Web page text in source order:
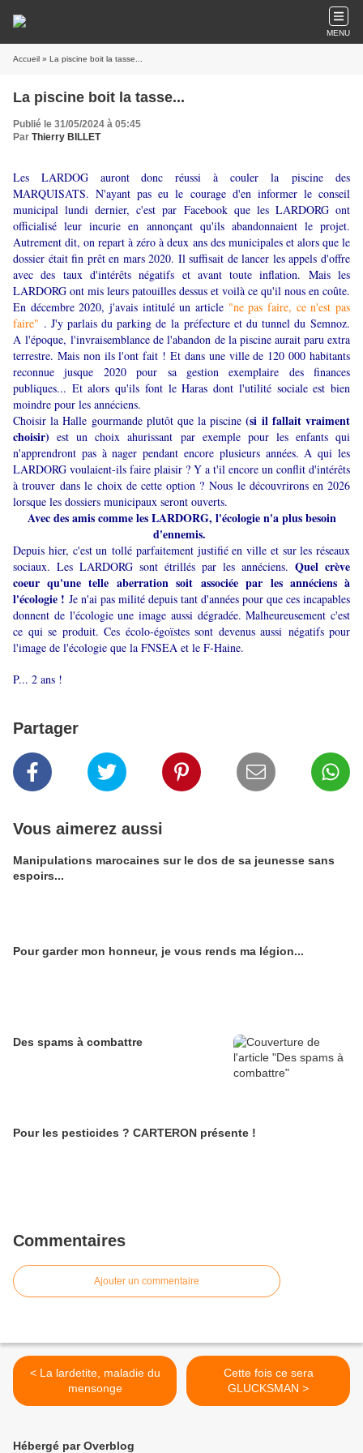
MENU
Accueil » La piscine boit la tasse...
La piscine boit la tasse...
Publié le 31/05/2024 à 05:45
Par Thierry BILLET
Les LARDOG auront donc réussi à couler la piscine des
MARQUISATS. N'ayant pas eu le courage d'en informer le conseil
municipal lundi dernier, c'est par Facebook que les LARDORG ont
officialisé leur incurie en annonçant qu'ils abandonnaient le projet.
Autrement dit, on repart à zéro à deux ans des municipales et alors que le
dossier était fin prêt en mars 2020. Il suffisait de lancer les appels d'offre
avec des taux d'intérêts négatifs et avant toute inflation. Mais les
LARDORG ont mis leurs patouilles dessus et voilà ce qu'il nous en coûte.
En décembre 2020, j'avais intitulé un article "ne pas faire, ce n'est pas
faire" . J'y parlais du parking de la préfecture et du tunnel du Semnoz.
A l'époque, l'invraisemblance de l'abandon de la piscine aurait paru extra
terrestre. Mais non ils l'ont fait ! Et dans une ville de 120 000 habitants
reconnue jusque 2020 pour sa gestion exemplaire des finances
publiques... Et alors qu'ils font le Haras dont l'utilité sociale est bien
moindre pour les annéciens.
Choisir la Halle gourmande plutôt que la piscine(si il fallait vraiment
choisir) est un choix ahurissant par exemple pour les enfants qui
n'apprendront pas à nager pendant encore plusieurs années. A qui les
LARDORG voulaient-ils faire plaisir ? Y a t'il encore un conflit d'intérêts
à trouver dans le choix de cette option ? Nous le découvrirons en 2026
lorsque les dossiers municipaux seront ouverts.
Avec des amis comme les LARDORG, l'écologie n'a plus besoin
d'ennemis.
Depuis hier, c'est un tollé parfaitement justifié en ville et sur les réseaux
sociaux. Les LARDORG sont étrillés par les annéciens. Quel crève
coeur qu'une telle aberration soit associée par les annéciens à
l'écologie ! Je n'ai pas milité depuis tant d'années pour que ces incapables
donnent de l'écologie une image aussi dégradée. Malheureusement c'est
ce qui se produit. Ces écolo-égoïstes sont devenus aussi négatifs pour
l'image de l'écologie que la FNSEA et le F-Haine.
P... 2 ans !
Partager
Vous aimerez aussi
Manipulations marocaines sur le dos de sa jeunesse sans
espoirs...
Pour garder mon honneur, je vous rends ma légion...
Des spams à combattre
Pour les pesticides ? CARTERON présente !
Commentaires
Ajouter un commentaire
< La lardetite, maladie du
mensonge
Cette fois ce sera
GLUCKSMAN >
Hébergé par Overblog